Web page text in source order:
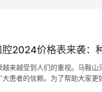
腔2024价格表来袭
来越受到人们的重视。马鞍
大患者的信赖。为了帮助大家